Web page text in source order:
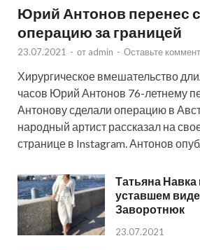
Юрий Антонов перенес
операцию за границей
23.07.2021 - от admin - Оставьте
Хирургическое вмешательство
часов Юрий Антонов 76-летнему
Антонову сделали операцию в
народный артист рассказал на
странице в Instagram. Антонов
Татьяна
уставшем
Заворотнюк
23.07.2021